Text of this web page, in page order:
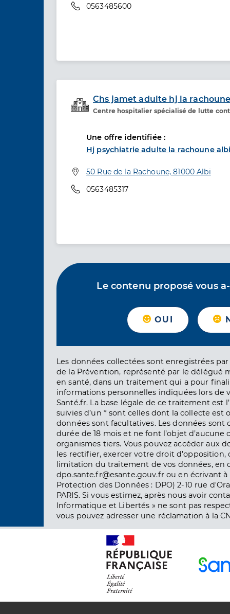
Téléphone
0563485600
Chs jamet adulte hj la
Centre hospitalier spécialisé de lutte
Etablissement de soins
Une offre identifiée :
Hj psychiatrie adulte la rachoune albi
Adresse
50 Rue de la Rachoune, 81000 Albi
Téléphone
0563485317
Le contenu proposé vous
OUI
Les données collectées sont enregistrées
de la Prévention, représenté par le délégué
en santé, dans un traitement qui a pour
informations personnelles indiquées lors de
Santé.fr. La base légale de ce traitement est
suivies d’un * sont celles dont la collecte est
données sont facultatives. Les données sont
durée de 18 mois et ne font l’objet
organismes tiers. Vous pouvez accéder aux
les rectifier, exercer votre droit d’opposition,
limitation du traitement de vos données, en
dpo.sante.fr@esante.gouv.fr ou en écrivant à
Protection des Données : DPO) 2-10 rue
PARIS. Si vous estimez, après nous avoir
Informatique et Libertés » ne sont pas
vous pouvez adresser une réclamation à la